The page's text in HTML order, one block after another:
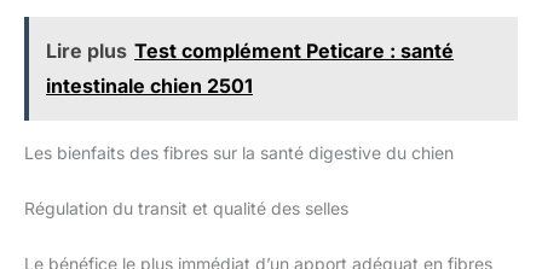
Lire plus Test complément Peticare : santé
intestinale chien 2501
Les bienfaits des fibres sur la santé digestive du chien
Régulation du transit et qualité des selles
Le bénéfice le plus immédiat d’un apport adéquat en fibres